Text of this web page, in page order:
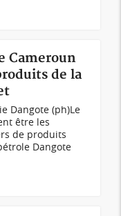
Cameroun
de la
Dangote (ph)Le
être les
de produits
Dangote